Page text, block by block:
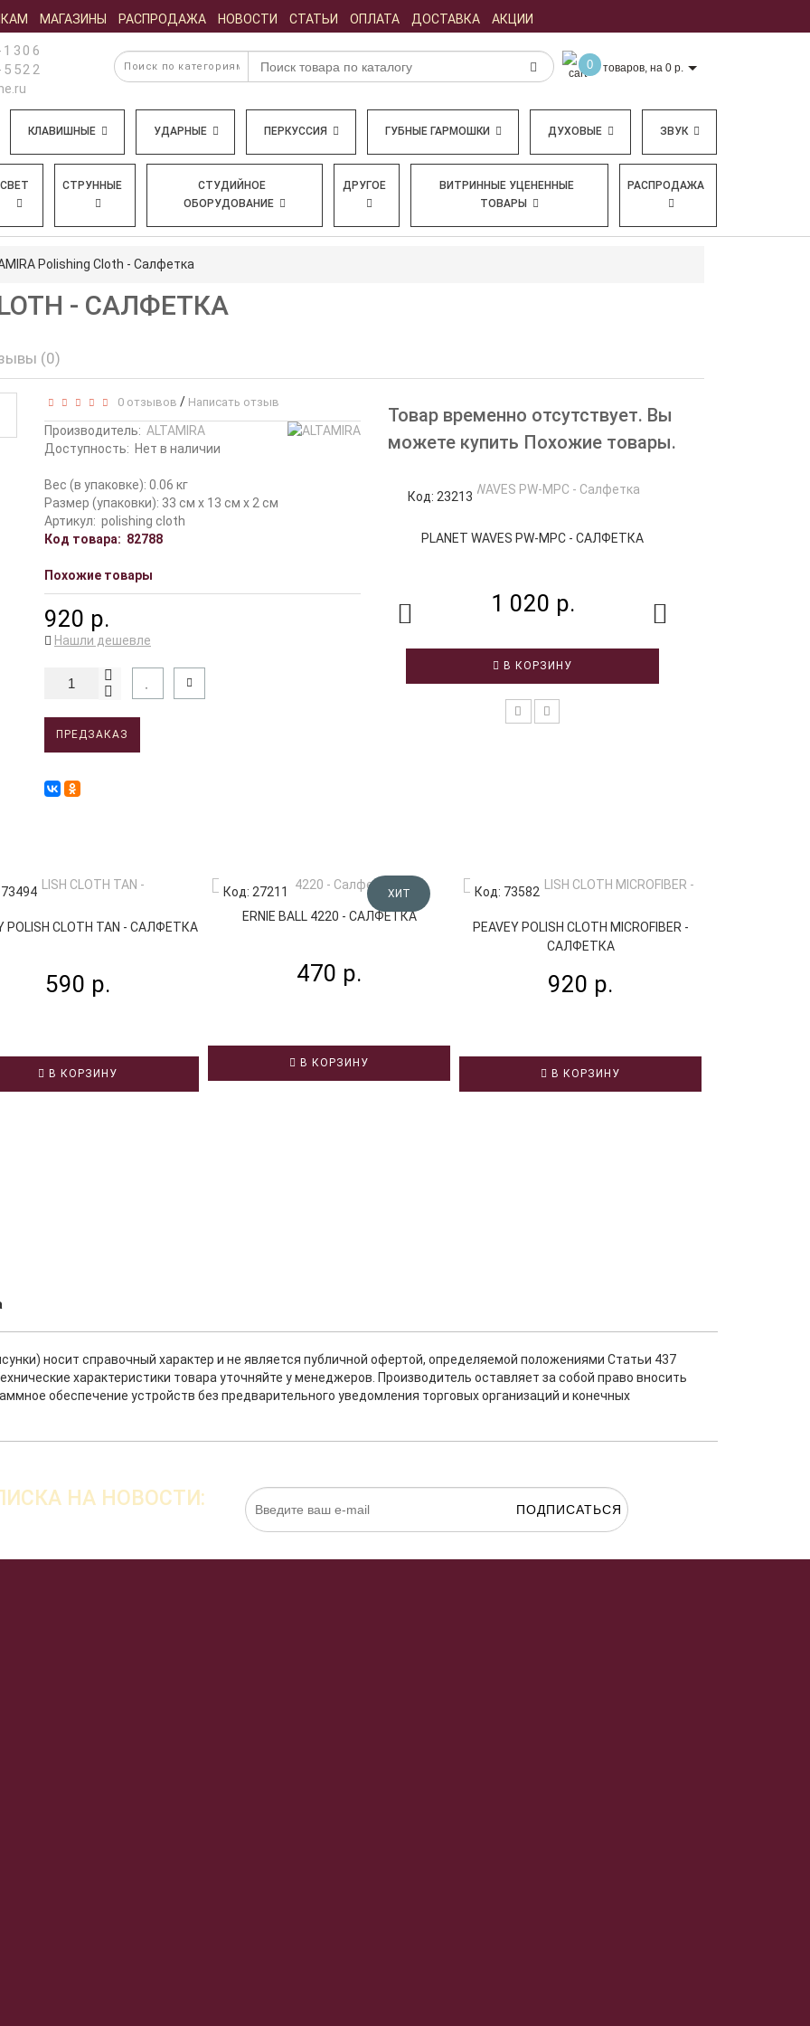
МАГАЗИНЫ РАСПРОДАЖА НОВОСТИ СТАТЬИ ОПЛАТА ДОСТАВКА АКЦИИ
0 товаров, на 0 р.
КЛАВИШНЫЕ УДАРНЫЕ ПЕРКУССИЯ ГУБНЫЕ ГАРМОШКИ ДУХОВЫЕ ЗВУК
СВЕТ СТРУННЫЕ
СТУДИЙНОЕ
ОБОРУДОВАНИЕ
ДРУГОЕ
ВИТРИННЫЕ УЦЕНЕННЫЕ
ТОВАРЫ
РАСПРОДАЖА
Polishing Cloth - Салфетка
- САЛФЕТКА
(0)
0 отзывов / Написать отзыв
Производитель: ALTAMIRA
Доступность: Нет в наличии
Вес (в упаковке): 0.06 кг
Размер (упаковки): 33 см x 13 см x 2 см
Артикул: polishing cloth
Код товара: 82788
Похожие товары
920 р.
Нашли дешевле
ПРЕДЗАКАЗ
Товар временно отсутствует. Вы
можете купить Похожие товары.
Код: 23213
PLANET WAVES PW-MPC - САЛФЕТКА
1 020 р.
В КОРЗИНУ
POLISH CLOTH TAN - САЛФЕТКА
590 р.
В КОРЗИНУ
Код: 27211 ХИТ
ERNIE BALL 4220 - САЛФЕТКА
470 р.
В КОРЗИНУ
Код: 73582
PEAVEY POLISH CLOTH MICROFIBER -
САЛФЕТКА
920 р.
В КОРЗИНУ
носит справочный характер и не является публичной офертой, определяемой положениями Статьи 437
характеристики товара уточняйте у менеджеров. Производитель оставляет за собой право вносить
обеспечение устройств без предварительного уведомления торговых организаций и конечных
НА НОВОСТИ: ПОДПИСАТЬСЯ